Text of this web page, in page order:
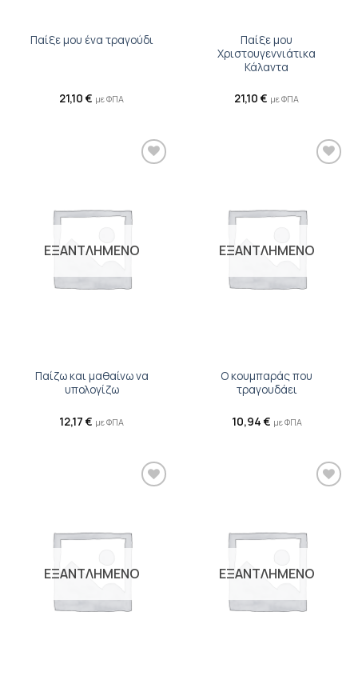
Παίξε μου ένα τραγούδι
21,10 € με ΦΠΑ
Παίξε μου
Χριστουγεννιάτικα
Κάλαντα
21,10 € με ΦΠΑ
επιθυμιών
ΕΞΑΝΤΛΗΜΕΝΟ
Παίζω και μαθαίνω να
υπολογίζω
12,17 € με ΦΠΑ
επιθυμιών
ΕΞΑΝΤΛΗΜΕΝΟ
Ο κουμπαράς που
τραγουδάει
10,94 € με ΦΠΑ
επιθυμιών
ΕΞΑΝΤΛΗΜΕΝΟ
επιθυμιών
ΕΞΑΝΤΛΗΜΕΝΟ